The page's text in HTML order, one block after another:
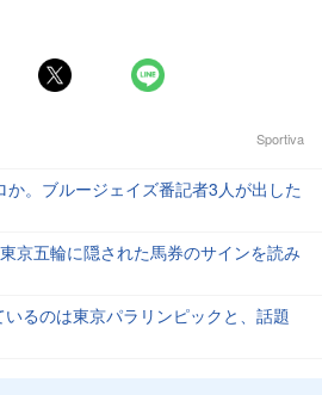
Sportiva
か。ブルージェイズ番記者3人が出した
京五輪に隠された馬券のサインを読み
るのは東京パラリンピックと、話題